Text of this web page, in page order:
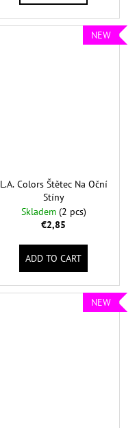
NEW
L.A. Colors Štětec Na Oční
Stíny
Skladem (2 pcs)
€2,85
ADD TO CART
NEW